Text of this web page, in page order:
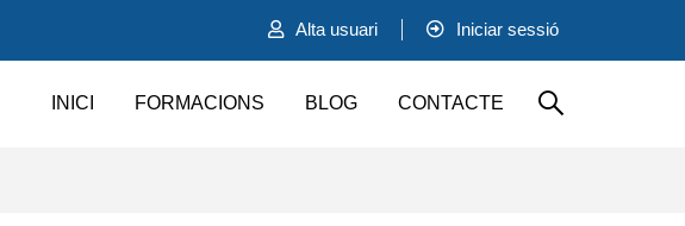
Alta usuari Iniciar sessió
INICI FORMACIONS BLOG CONTACTE